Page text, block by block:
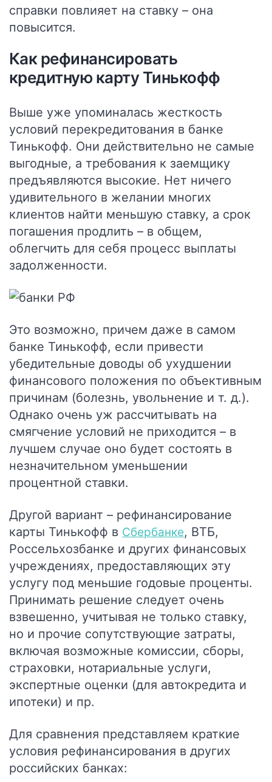
справки повлияет на ставку – она
повысится.
Как рефинансировать
кредитную карту Тинькофф
Выше уже упоминалась жесткость
условий перекредитования в банке
Тинькофф. Они действительно не самые
выгодные, а требования к заемщику
предъявляются высокие. Нет ничего
удивительного в желании многих
клиентов найти меньшую ставку, а срок
погашения продлить – в общем,
облегчить для себя процесс выплаты
задолженности.
Это возможно, причем даже в самом
банке Тинькофф, если привести
убедительные доводы об ухудшении
финансового положения по объективным
причинам (болезнь, увольнение и т. д.).
Однако очень уж рассчитывать на
смягчение условий не приходится – в
лучшем случае оно будет состоять в
незначительном уменьшении
процентной ставки.
Другой вариант – рефинансирование
карты Тинькофф в Сбербанке, ВТБ,
Россельхозбанке и других финансовых
учреждениях, предоставляющих эту
услугу под меньшие годовые проценты.
Принимать решение следует очень
взвешенно, учитывая не только ставку,
но и прочие сопутствующие затраты,
включая возможные комиссии, сборы,
страховки, нотариальные услуги,
экспертные оценки (для автокредита и
ипотеки) и пр.
Для сравнения представляем краткие
условия рефинансирования в других
российских банках: